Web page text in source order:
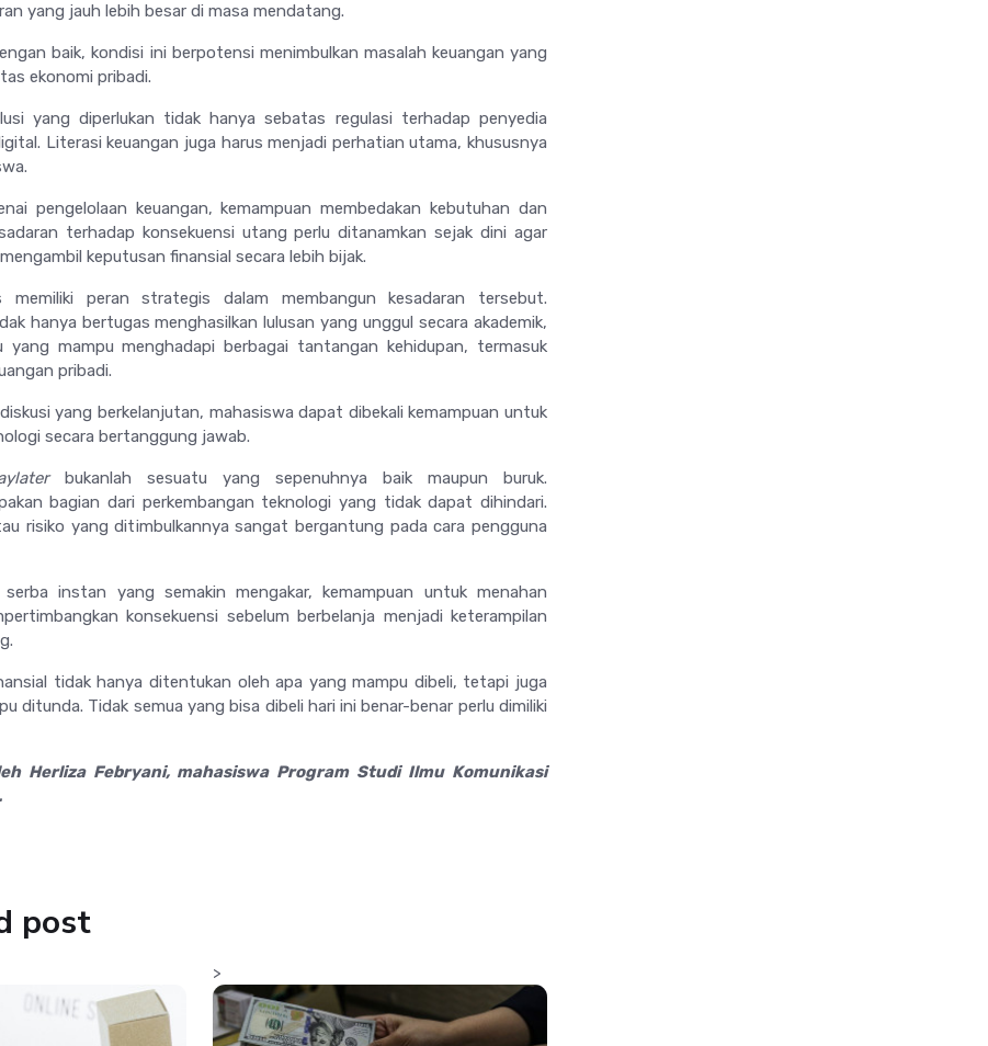
yang jauh lebih besar di masa mendatang.
baik, kondisi ini berpotensi menimbulkan masalah keuangan yang
ekonomi pribadi.
yang diperlukan tidak hanya sebatas regulasi terhadap penyedia
Literasi keuangan juga harus menjadi perhatian utama, khususnya
pengelolaan keuangan, kemampuan membedakan kebutuhan dan
terhadap konsekuensi utang perlu ditanamkan sejak dini agar
keputusan finansial secara lebih bijak.
memiliki peran strategis dalam membangun kesadaran tersebut.
hanya bertugas menghasilkan lulusan yang unggul secara akademik,
mampu menghadapi berbagai tantangan kehidupan, termasuk
pribadi.
yang berkelanjutan, mahasiswa dapat dibekali kemampuan untuk
secara bertanggung jawab.
bukanlah sesuatu yang sepenuhnya baik maupun buruk.
bagian dari perkembangan teknologi yang tidak dapat dihindari.
risiko yang ditimbulkannya sangat bergantung pada cara pengguna
instan yang semakin mengakar, kemampuan untuk menahan
konsekuensi sebelum berbelanja menjadi keterampilan
tidak hanya ditentukan oleh apa yang mampu dibeli, tetapi juga
ditunda. Tidak semua yang bisa dibeli hari ini benar-benar perlu dimiliki
Herliza Febryani, mahasiswa Program Studi Ilmu Komunikasi
post
>